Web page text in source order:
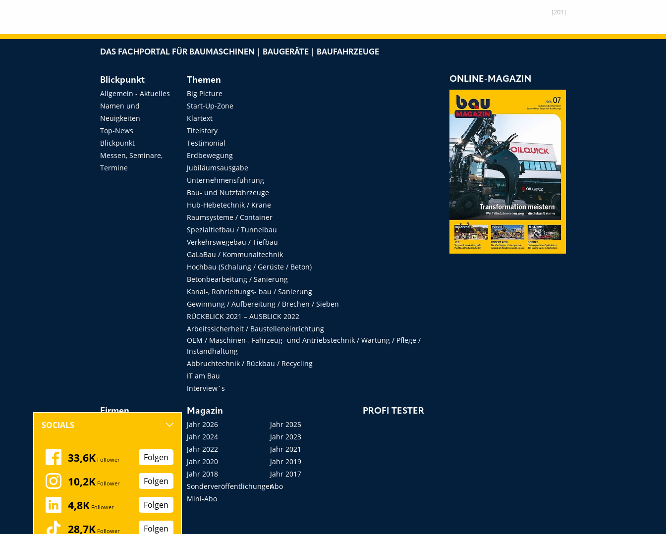
[201]
DAS FACHPORTAL FÜR BAUMASCHINEN | BAUGERÄTE | BAUFAHRZEUGE
Blickpunkt
Allgemein - Aktuelles
Namen und
Neuigkeiten
Top-News
Blickpunkt
Messen, Seminare,
Termine
Themen
Big Picture
Start-Up-Zone
Klartext
Titelstory
Testimonial
Erdbewegung
Jubiläumsausgabe
Unternehmensführung
Bau- und Nutzfahrzeuge
Hub-Hebetechnik / Krane
Raumsysteme / Container
Spezialtiefbau / Tunnelbau
Verkehrswegebau / Tiefbau
GaLaBau / Kommunaltechnik
Hochbau (Schalung / Gerüste / Beton)
Betonbearbeitung / Sanierung
Kanal-, Rohrleitungs- bau / Sanierung
Gewinnung / Aufbereitung / Brechen / Sieben
RÜCKBLICK 2021 – AUSBLICK 2022
Arbeitssicherheit / Baustelleneinrichtung
OEM / Maschinen-, Fahrzeug- und Antriebstechnik / Wartung / Pflege /
Instandhaltung
Abbruchtechnik / Rückbau / Recycling
IT am Bau
Interview´s
Firmen
Messen, Seminare,
Kongresse
Startup
Magazin
Jahr 2026
Jahr 2025
Jahr 2024
Jahr 2023
Jahr 2022
Jahr 2021
Jahr 2020
Jahr 2019
Jahr 2018
Jahr 2017
SonderveröffentlichungenAbo
Mini-Abo
PROFI TESTER
ONLINE-MAGAZIN
SOCIALS
33,6K Follower Folgen
10,2K Follower Folgen
4,8K Follower Folgen
28,7K Follower Folgen